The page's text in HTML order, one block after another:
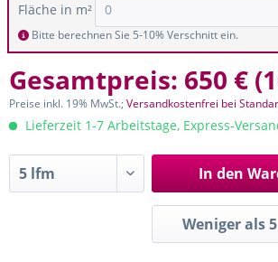
Fläche in m²
Bitte berechnen Sie 5-10% Verschnitt ein.
Gesamtpreis: 650 € (
Preise inkl. 19% MwSt.;Versandkostenfrei bei
Lieferzeit 1-7 Arbeitstage, Express-
In den
Weniger als